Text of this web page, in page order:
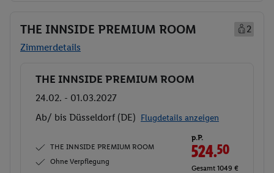
THE INNSIDE PREMIUM ROOM
2
Zimmerdetails
Buchen
THE INNSIDE PREMIUM ROOM
24.02. - 01.03.2027
Ab/ bis Düsseldorf (DE) Flugdetails anzeigen
THE INNSIDE PREMIUM ROOM
Ohne Verpflegung
p.P.
524.50
Gesamt 1049 €